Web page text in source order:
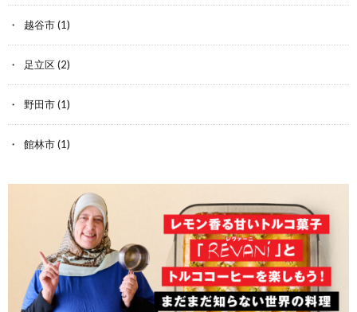
越谷市(1)
足立区(2)
野田市(1)
館林市(1)